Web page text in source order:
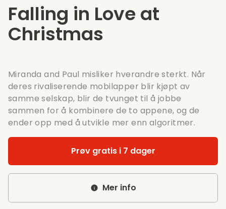
Falling in Love at
Christmas
Miranda and Paul misliker hverandre sterkt. Når
deres rivaliserende mobilapper blir kjøpt av
samme selskap, blir de tvunget til å jobbe
sammen for å kombinere de to appene, og de
ender opp med å utvikle mer enn algoritmer.
Prøv gratis i 7 dager
Mer info